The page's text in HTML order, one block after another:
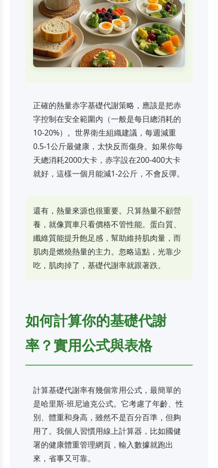
正確的熱量赤字基礎代謝策略，應該是把赤
字控制在安全範圍內（一般是每日總消耗的
10-20%）。世界衛生組織建議，每週減重
0.5-1公斤最健康，太快反而傷身。如果你每
天總消耗2000大卡，赤字設在200-400大卡
就好，這樣一個月能減1-2公斤，不會反彈。
還有，熱量來源也很重要。只算熱量不顧營
養，就像買車只看價格不管性能。蛋白質、
纖維質能提升飽足感，幫助維持肌肉量，而
肌肉是燃燒熱量的主力。忽略這點，光靠少
吃，肌肉掉了，基礎代謝率就跟著跌。
如何計算你的基礎代謝
率？實用公式與表格
計算基礎代謝率有幾個常用公式，最簡單的
是哈里斯-班尼迪克公式。它考慮了年齡、性
別、體重和身高，雖然不是百分百準，但夠
用了。我個人習慣用線上計算器，比如國健
署的健康體重管理網頁，輸入數據就跑出
來，省事又可靠。